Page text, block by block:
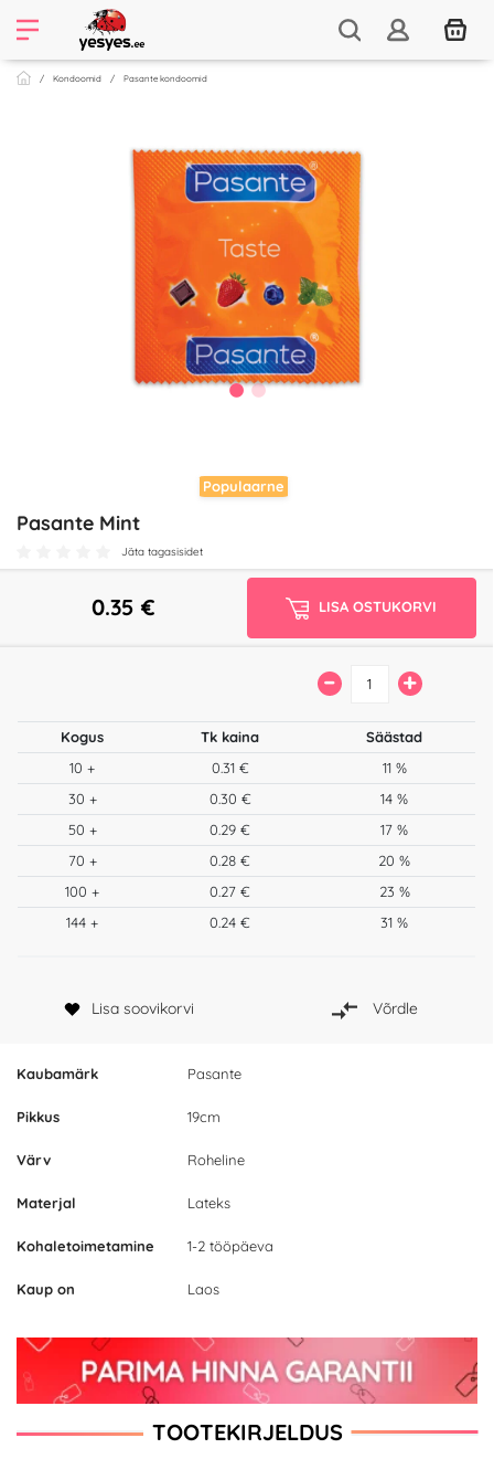
Kondoomid Pasante kondoomid
Populaarne
Pasante Mint
Jäta tagasisidet
Kaubamärk Pasante
Pikkus 19cm
Värv Roheline
Materjal Lateks
Kohaletoimetamine 1-2 tööpäeva
Kaup on Laos
0.35 €
– +
LISA OSTUKORVI
Kogus Tk kaina
Säästad
10 +
0.31 €
11 %
30 +
0.30 €
14 %
50 +
0.29 €
17 %
70 +
0.28 €
20 %
100 +
0.27 €
23 %
144 +
0.24 € 31 %
Lisa soovikorvi Võrdle
TOOTEKIRJELDUS